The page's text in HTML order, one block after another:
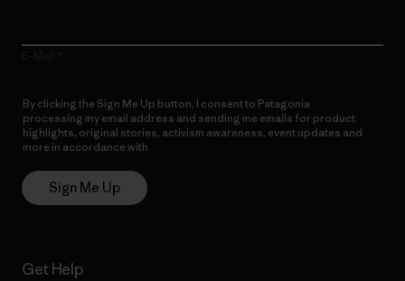
By clicking the Sign Me Up button, I consent to Patagonia
processing my email address and sending me emails for product
highlights, original stories, activism awareness, event updates and
more in accordance with
Sign Me Up
Get Help